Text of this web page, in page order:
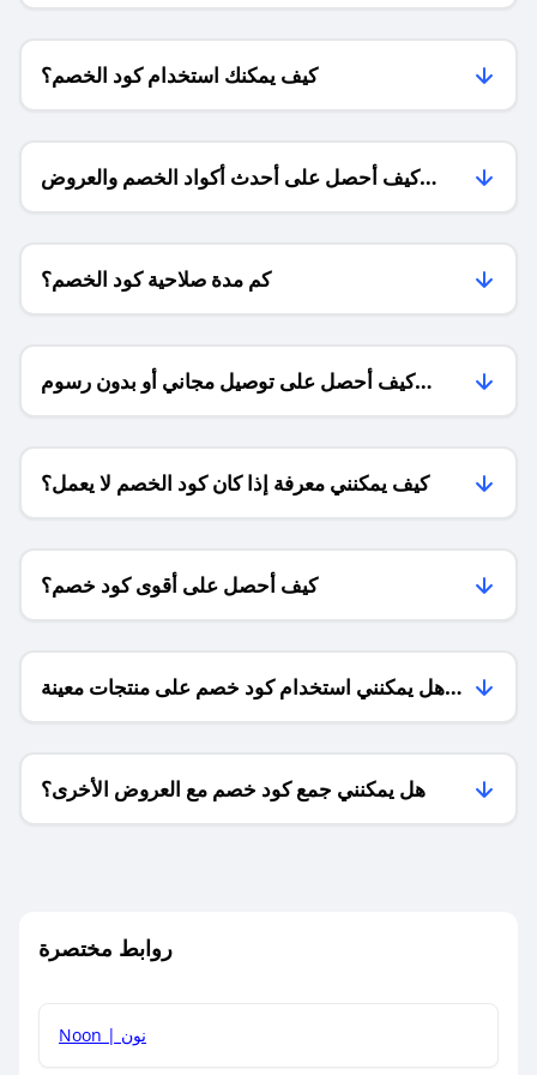
كيف يمكنك استخدام كود الخصم؟
كيف أحصل على أحدث أكواد الخصم والعروض
للمتاجر؟
كم مدة صلاحية كود الخصم؟
كيف أحصل على توصيل مجاني أو بدون رسوم
الشحن ؟
كيف يمكنني معرفة إذا كان كود الخصم لا يعمل؟
كيف أحصل على أقوى كود خصم؟
هل يمكنني استخدام كود خصم على منتجات معينة
فقط؟
هل يمكنني جمع كود خصم مع العروض الأخرى؟
روابط مختصرة
Noon | نون